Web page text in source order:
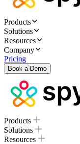
Products
Solutions
Resources
Company
Pricing
Book a Demo
Products
Solutions
Resources